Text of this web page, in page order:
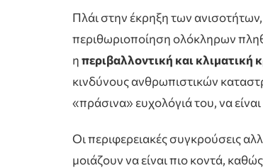
Πλάι στην έκρηξη των
περιθωριοποίηση ολόκληρων
ηπεριβαλλοντική και κλιματική
κινδύνους ανθρωπιστικών
«πράσινα» ευχολόγιά του, να
Οι περιφερειακές συγκρούσεις
μοιάζουν να είναι πιο κοντά,